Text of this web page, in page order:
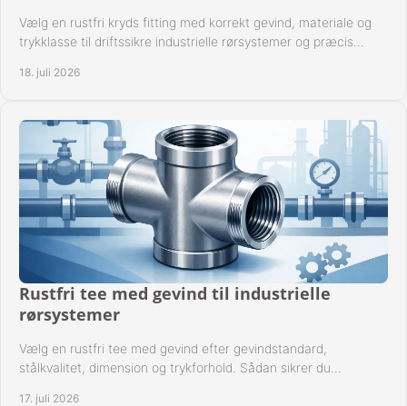
Vælg en rustfri kryds fitting med korrekt gevind, materiale og
trykklasse til driftssikre industrielle rørsystemer og præcis
18. juli 2026
Rustfri tee med gevind til industrielle
rørsystemer
Vælg en rustfri tee med gevind efter gevindstandard,
stålkvalitet, dimension og trykforhold. Sådan sikrer du
17. juli 2026